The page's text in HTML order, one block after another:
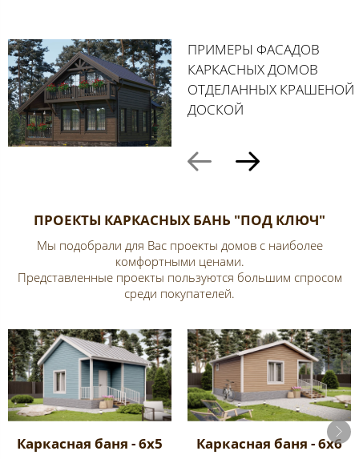
ПРИМЕРЫ ФАСАДОВ
КАРКАСНЫХ ДОМОВ
ОТДЕЛАННЫХ КРАШЕНОЙ
ДОСКОЙ
ПРОЕКТЫ КАРКАСНЫХ БАНЬ "ПОД КЛЮЧ"
Мы подобрали для Вас проекты домов с наиболее
комфортными ценами.
Представленные проекты пользуются большим спросом
среди покупателей.
Каркасная баня - 6х5 Каркасная баня - 6х6